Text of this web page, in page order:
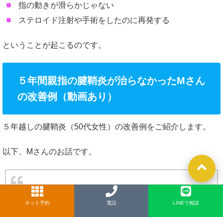
LINE
指の動きが滑らかじゃない
ステロイド注射や手術をしたのに再発する
ということが起こるのです。
５年間親指の腱鞘炎が治らなかったMさん
の改善例（動画あり）
５年越しの腱鞘炎（50代女性）の改善例をご紹介します。
以下、Mさんのお話です。
５年ほど前から親指の付け根の辺りが痛むようになり
ネット予約 電話 LINEで相談